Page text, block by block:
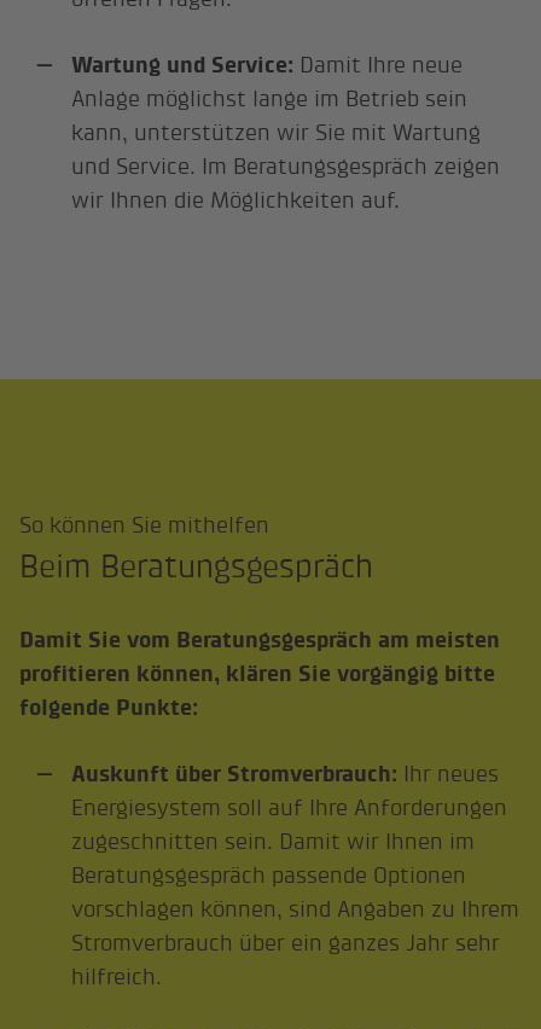
Wartung und Service: Damit Ihre neue
Anlage möglichst lange im Betrieb sein
kann, unterstützen wir Sie mit Wartung
und Service. Im Beratungsgespräch zeigen
wir Ihnen die Möglichkeiten auf.
So können Sie mithelfen
Beim Beratungsgespräch
Damit Sie vom Beratungsgespräch am meisten
profitieren können, klären Sie vorgängig bitte
folgende Punkte:
Auskunft über Stromverbrauch: Ihr neues
Energiesystem soll auf Ihre Anforderungen
zugeschnitten sein. Damit wir Ihnen im
Beratungsgespräch passende Optionen
vorschlagen können, sind Angaben zu Ihrem
Stromverbrauch über ein ganzes Jahr sehr
hilfreich.